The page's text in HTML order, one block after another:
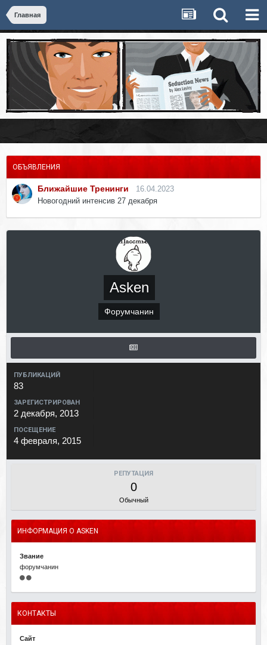
Главная
ОБЪЯВЛЕНИЯ
Ближайшие Тренинги
16.04.2023
Новогодний интенсив 27 декабря
Asken
Форумчанин
ПУБЛИКАЦИЙ
83
ЗАРЕГИСТРИРОВАН
2 декабря, 2013
ПОСЕЩЕНИЕ
4 февраля, 2015
РЕПУТАЦИЯ
0
Обычный
ИНФОРМАЦИЯ О ASKEN
Звание
форумчанин
КОНТАКТЫ
Сайт